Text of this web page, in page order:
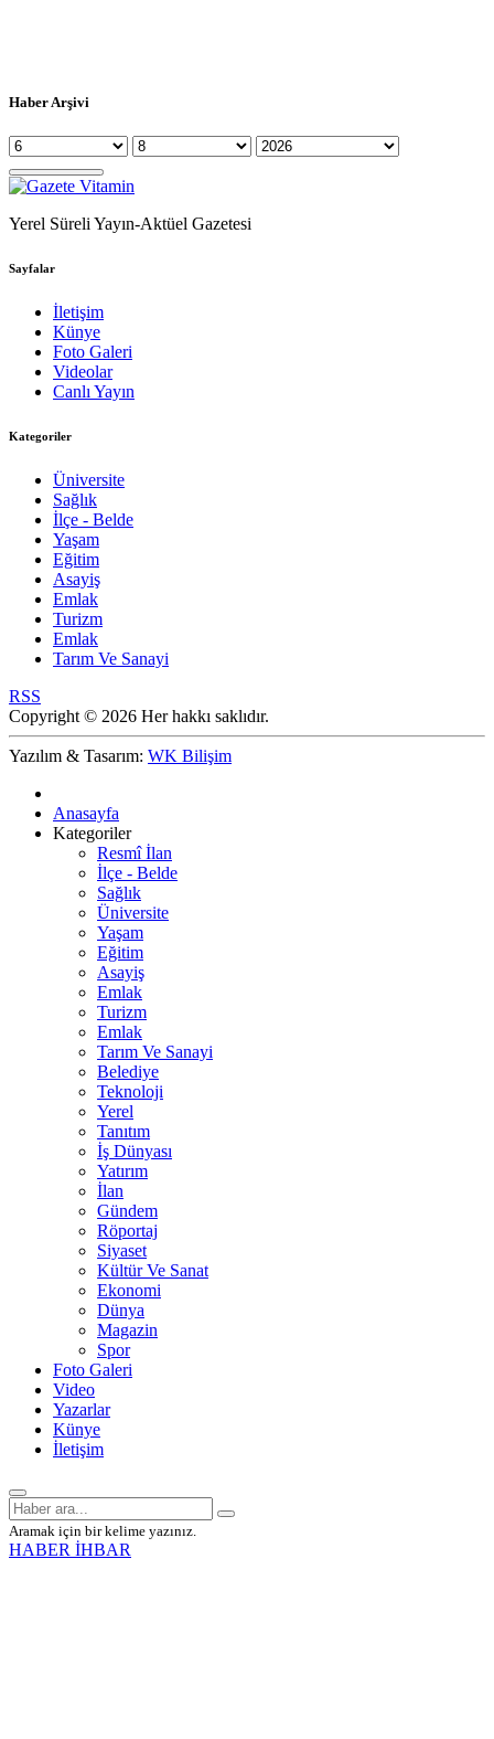
Haber Arşivi
Yerel Süreli Yayın-Aktüel Gazetesi
Sayfalar
İletişim
Künye
Foto Galeri
Videolar
Canlı Yayın
Kategoriler
Üniversite
Sağlık
İlçe - Belde
Yaşam
Eğitim
Asayiş
Emlak
Turizm
Emlak
Tarım Ve Sanayi
RSS
Copyright © 2026 Her hakkı saklıdır.
Yazılım & Tasarım: WK Bilişim
Anasayfa
Kategoriler
Resmî İlan
İlçe - Belde
Sağlık
Üniversite
Yaşam
Eğitim
Asayiş
Emlak
Turizm
Emlak
Tarım Ve Sanayi
Belediye
Teknoloji
Yerel
Tanıtım
İş Dünyası
Yatırım
İlan
Gündem
Röportaj
Siyaset
Kültür Ve Sanat
Ekonomi
Dünya
Magazin
Spor
Foto Galeri
Video
Yazarlar
Künye
İletişim
Aramak için bir kelime yazınız.
HABER İHBAR